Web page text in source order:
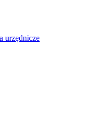
urzędnicze